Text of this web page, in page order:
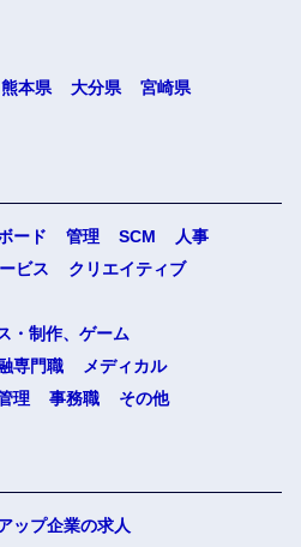
熊本県 大分県
宮崎県
ード 管理 SCM
人事
ビス
クリエイティブ
・制作、ゲーム
専門職
メディカル
理 事務職 その他
ップ企業の求人